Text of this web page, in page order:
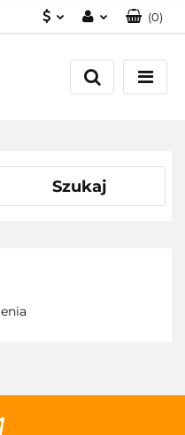
Zaloguj się
Załóż konto
(0)
Szukaj